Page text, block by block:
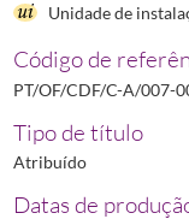
Unidade de
Código de
PT/OF/CDF/C-A/007-
Tipo de título
Atribuído
Datas de